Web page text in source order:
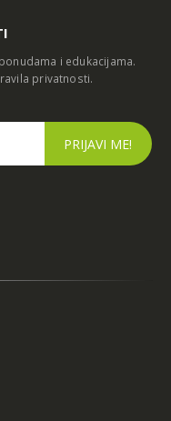
i edukacijama.
privatnosti.